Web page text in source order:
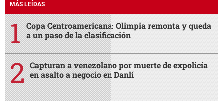
MÁS LEÍDAS
Copa Centroamericana: Olimpia remonta y queda
a un paso de la clasificación
Capturan a venezolano por muerte de expolicía
en asalto a negocio en Danlí